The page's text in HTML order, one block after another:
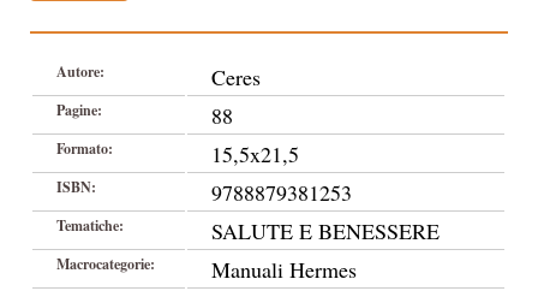
Autore: Ceres
Pagine: 88
Formato: 15,5x21,5
ISBN: 9788879381253
Tematiche: SALUTE E BENESSERE
Macrocategorie: Manuali Hermes